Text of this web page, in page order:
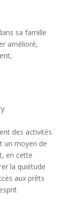
sa famille
amélioré,
des activités
un moyen de
en cette
la quiétude
aux prêts